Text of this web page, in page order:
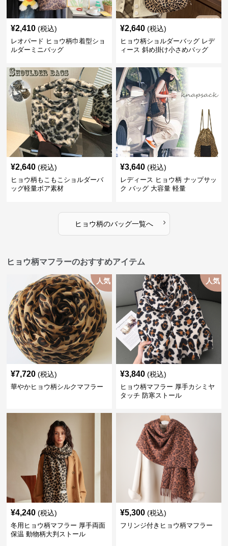
¥2,410 (税込)
レオパード ヒョウ柄巾着型ショ
ルダーミニバッグ
¥2,640 (税込)
ヒョウ柄ショルダーバッグ レデ
ィース 斜め掛け小さめバッグ
¥2,640 (税込)
ヒョウ柄もこもこショルダーバ
ッグ軽量ボア素材
¥3,640 (税込)
レディース ヒョウ柄 ナップサッ
ク バッグ 大容量 軽量
ヒョウ柄のバッグ一覧へ ›
ヒョウ柄マフラーのおすすめアイテム
人気
¥7,720 (税込)
華やかヒョウ柄シルクマフラー
人気
¥3,840 (税込)
ヒョウ柄マフラー 厚手カシミヤ
タッチ 防寒ストール
¥4,240 (税込)
冬用ヒョウ柄マフラー 厚手両面
保温 動物柄大判ストール
¥5,300 (税込)
フリンジ付きヒョウ柄マフラー